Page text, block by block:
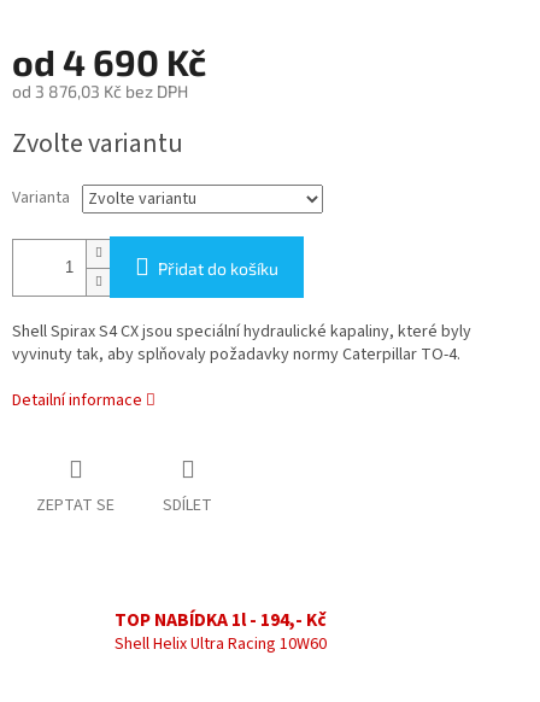
od 4 690 Kč
od 3 876,03 Kč bez DPH
cena:
Zvolte variantu
Varianta
Přidat do košíku
Shell Spirax S4 CX jsou speciální hydraulické kapaliny, které byly
vyvinuty tak, aby splňovaly požadavky normy Caterpillar TO-4.
Detailní informace
ZEPTAT SE SDÍLET
TOP NABÍDKA 1l - 194,- Kč
Shell Helix Ultra Racing 10W60